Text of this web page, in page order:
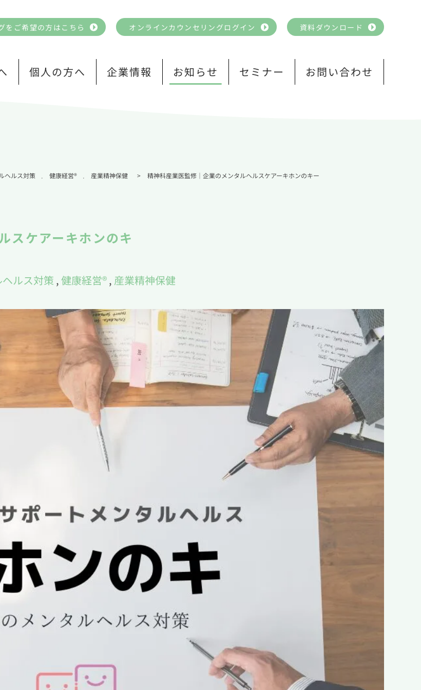
をご希望の方はこちら オンラインカウンセリングログイン 資料ダウンロード
個人の方へ 企業情報 お知らせ セミナー お問い合わせ
ヘルス対策 , 健康経営® , 産業精神保健 > 精神科産業医監修｜企業のメンタルヘルスケアーキホンのキー
スケアーキホンのキ
ルス対策 ,健康経営®, 産業精神保健